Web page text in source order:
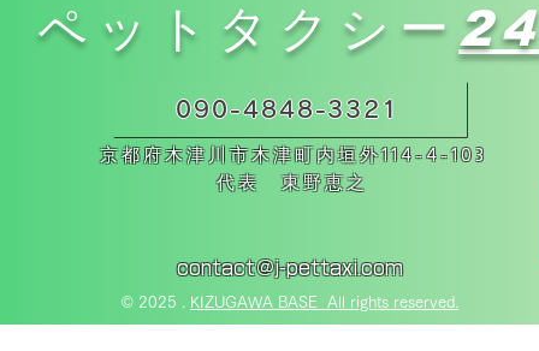
ペットタクシー 24
090-4848-3321
京都府木津川市木津町内垣外114-4-103
代表 東野恵之
contact＠j-pettaxi.com
© 2025 . KIZUGAWA BASE All rights reserved.